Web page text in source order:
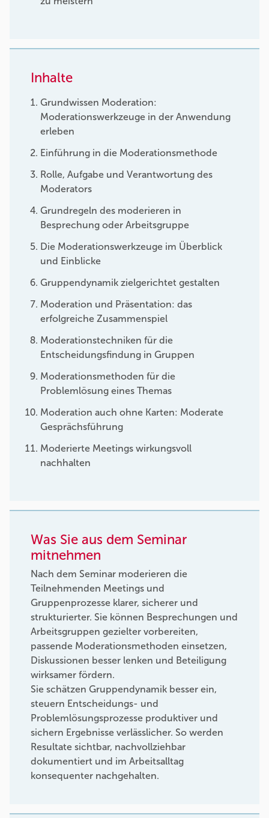
Inhalte
Grundwissen Moderation:
Moderationswerkzeuge in der Anwendung
erleben
Einführung in die Moderationsmethode
Rolle, Aufgabe und Verantwortung des
Moderators
Grundregeln des moderieren in
Besprechung oder Arbeitsgruppe
Die Moderationswerkzeuge im Überblick
und Einblicke
Gruppendynamik zielgerichtet gestalten
Moderation und Präsentation: das
erfolgreiche Zusammenspiel
Moderationstechniken für die
Entscheidungsfindung in Gruppen
Moderationsmethoden für die
Problemlösung eines Themas
Moderation auch ohne Karten: Moderate
Gesprächsführung
Moderierte Meetings wirkungsvoll
nachhalten
Was Sie aus dem Seminar
mitnehmen
Nach dem Seminar moderieren die
Teilnehmenden Meetings und
Gruppenprozesse klarer, sicherer und
strukturierter. Sie können Besprechungen und
Arbeitsgruppen gezielter vorbereiten,
passende Moderationsmethoden einsetzen,
Diskussionen besser lenken und Beteiligung
wirksamer fördern.
Sie schätzen Gruppendynamik besser ein,
steuern Entscheidungs- und
Problemlösungsprozesse produktiver und
sichern Ergebnisse verlässlicher. So werden
Resultate sichtbar, nachvollziehbar
dokumentiert und im Arbeitsalltag
konsequenter nachgehalten.